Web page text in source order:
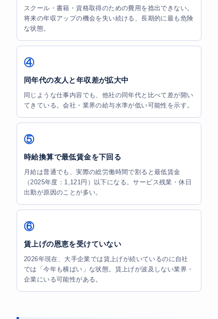
スクール・書籍・資格取得のための費用を捻出できない。
将来の年収アップの機会を失い続ける、長期的に最も危険
な状態。
④
同年代の友人と年収差が拡大中
同じような仕事内容でも、他社の同年代と比べて差が開い
てきている。会社・業界の給与水準が低い可能性を示す。
⑤
時給換算で最低賃金を下回る
月給は普通でも、実際の総労働時間で割ると最低賃金
（2025年度：1,121円）以下になる。サービス残業・休日
出勤が原因のことが多い。
⑥
賃上げの恩恵を受けていない
2026年現在、大手企業では賃上げが続いているのに自社
では「今年も横ばい」な状態。賃上げが波及しない業界・
企業にいる可能性がある。